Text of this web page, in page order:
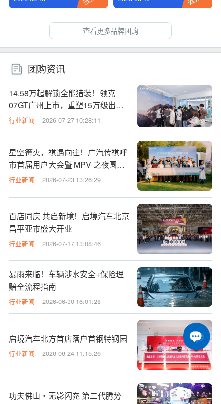
查看更多品牌团购
团购资讯
14.58万起解锁全能猎装！领克
07GT广州上市，重塑15万级出行
性价比标杆
行业新闻 2026-07-27 10:28:11
星空篝火，祺遇向往！广汽传祺呼
市首届用户大会暨 MPV 之夜圆满
落幕
行业新闻 2026-07-23 13:26:29
百店同庆 共启新境！启境汽车北京
昌平亚市盛大开业
行业新闻 2026-07-17 13:08:46
暴雨来临！车辆涉水安全+保险理
赔全流程指南
行业新闻 2026-06-30 16:01:28
启境汽车北方首店落户首钢特钢园
行业新闻 2026-06-24 11:15:26
功夫佛山・无影闪充 第二代腾势